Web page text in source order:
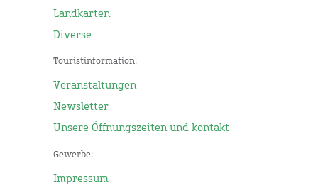
Landkarten
Diverse
Touristinformation:
Veranstaltungen
Newsletter
Unsere Öffnungszeiten und kontakt
Gewerbe:
Impressum